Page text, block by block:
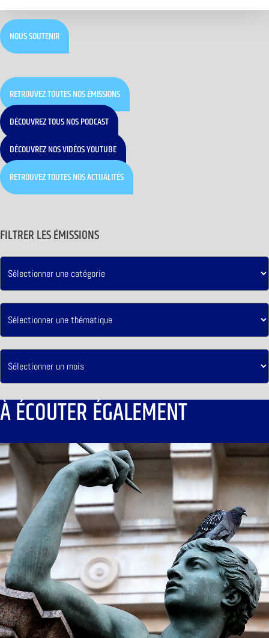
NOUS SOUTENIR
RETROUVEZ TOUTES NOS ÉMISSIONS
DÉCOUVREZ TOUS NOS PODCAST
DÉCOUVREZ NOS VIDÉOS YOUTUBE
RETROUVEZ TOUTES NOS ACTUALITÉS
FILTRER LES ÉMISSIONS
À ÉCOUTER ÉGALEMENT